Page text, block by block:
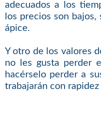
adecuados a los
los precios son
ápice.
Y otro de los valores
no les gusta perder
hacérselo perder a
trabajarán con